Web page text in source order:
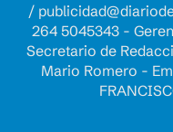
/
264 5045343 -
Secretario de
Mario Romero -